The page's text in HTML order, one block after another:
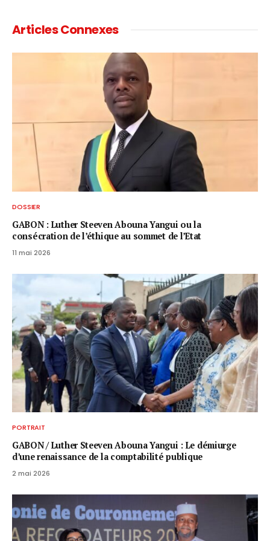
Articles Connexes
DOSSIER
GABON : Luther Steeven Abouna Yangui ou la
consécration de l’éthique au sommet de l’Etat
11 mai 2026
PORTRAIT
GABON / ​Luther Steeven Abouna Yangui : Le démiurge
d’une renaissance de la comptabilité publique
2 mai 2026